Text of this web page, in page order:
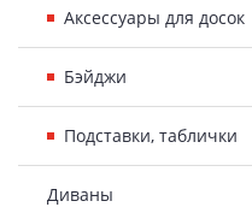
Аксессуары для досок
Бэйджи
Подставки, таблички
Диваны